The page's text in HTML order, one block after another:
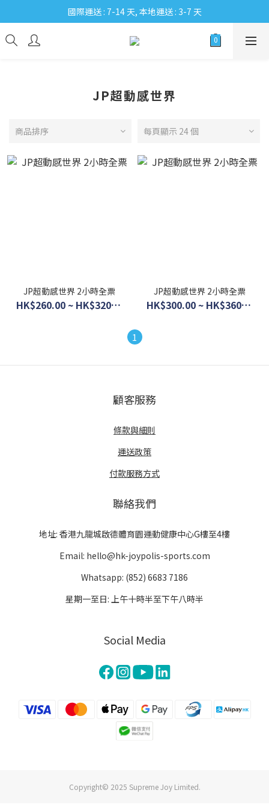
國際運送 : 7-14 天, 本地運送 : 3-7 天
JP超動感世界
商品排序 每頁顯示 24 個
JP超動感世界 2小時全票
HK$260.00 ~ HK$320.00
JP超動感世界 2小時全票
HK$300.00 ~ HK$360.00
1
顧客服務
條款與細則
運送政策
付款服務方式
聯絡我們
地址: 香港九龍城啟德體育園運動健康中心G樓至4樓
Email: hello@hk-joypolis-sports.com
Whatsapp: (852) 6683 7186
星期一至日: 上午十時半至下午八時半
Social Media
Copyright© 2025 Supreme Joy Limited.